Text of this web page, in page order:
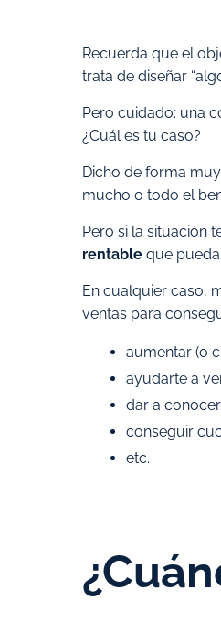
Recuerda que el
trata de diseñar
Pero cuidado: una
¿Cuál es tu caso?
Dicho de forma
mucho o todo el
Pero si la situación
rentable que
En cualquier caso,
ventas para
aumentar (o
ayudarte a
dar a
conseguir
etc.